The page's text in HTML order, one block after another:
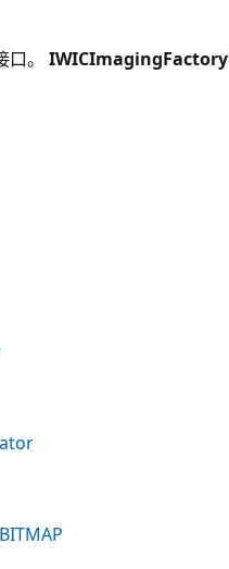
口。 IWICImagingFactory